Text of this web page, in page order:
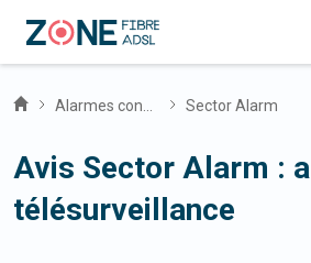
Sector Alarm
Avis Sector Alarm :
télésurveillance